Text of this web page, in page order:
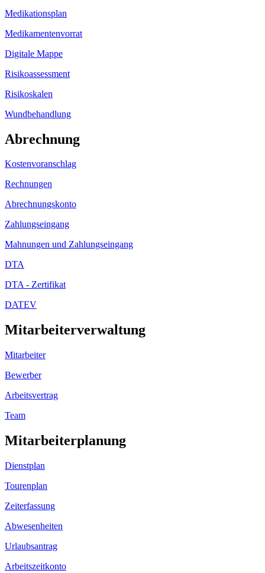
Medikationsplan
Medikamentenvorrat
Digitale Mappe
Risikoassessment
Risikoskalen
Wundbehandlung
Abrechnung
Kostenvoranschlag
Rechnungen
Abrechnungskonto
Zahlungseingang
Mahnungen und Zahlungseingang
DTA
DTA - Zertifikat
DATEV
Mitarbeiterverwaltung
Mitarbeiter
Bewerber
Arbeitsvertrag
Team
Mitarbeiterplanung
Dienstplan
Tourenplan
Zeiterfassung
Abwesenheiten
Urlaubsantrag
Arbeitszeitkonto